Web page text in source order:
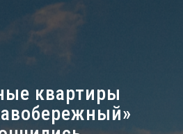
квартиры